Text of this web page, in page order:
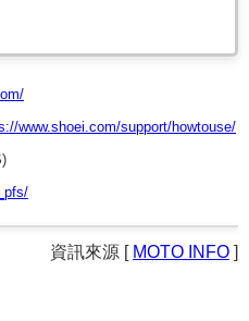
www.shoei.com/support/howtouse/
資訊來源 [ MOTO INFO ]